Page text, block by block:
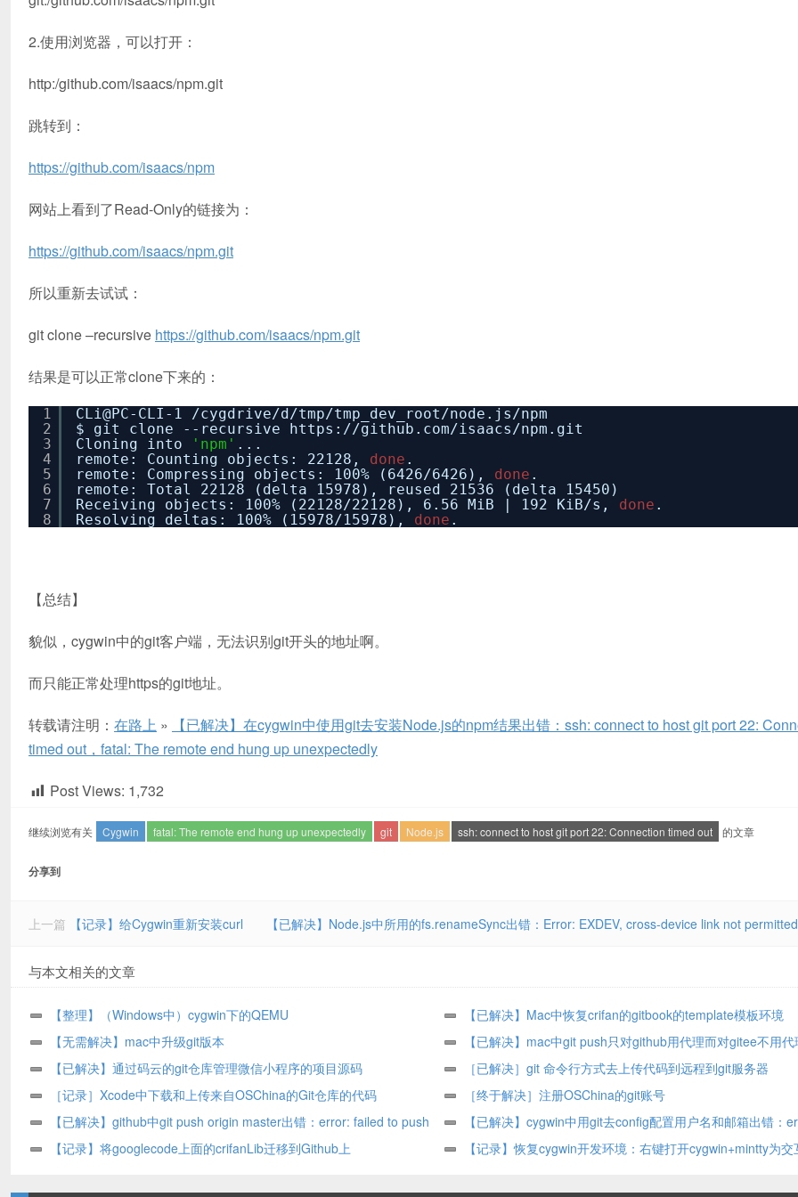
2.使用浏览器，可以打开：
http:/github.com/isaacs/npm.git
跳转到：
https://github.com/isaacs/npm
网站上看到了Read-Only的链接为：
https://github.com/isaacs/npm.git
所以重新去试试：
git clone –recursive https://github.com/isaacs/npm.git
结果是可以正常clone下来的：
1
2
3
4
5
6
7
8
CLi@PC-CLI-1 /cygdrive/d/tmp/tmp_dev_root/node .js/npm
$ git clone --recursive https: //github .com/isaacs/npm .git
Cloning into
'npm' ...
remote: Counting objects: 22128, done .
remote: Compressing objects: 100% (6426/6426 ), done .
remote: Total 22128 (delta 15978), reused 21536 (delta 15450)
Receiving objects: 100% (22128/22128 ), 6.56 MiB | 192 KiB/s , done .
Resolving deltas: 100% (15978/15978 ), done .
【总结】
貌似，cygwin中的git客户端，无法识别git开头的地址啊。
而只能正常处理https的git地址。
转载请注明： 在路上 »
【已解决】在cygwin中使用git去安装Node.js的npm结果出错：ssh: connect to host git port 22:
timed out，fatal: The remote end hung up unexpectedly
Post Views: 1,732
继续浏览有关 Cygwin fatal: The remote end hung up unexpectedly git Node.js ssh: connect to host git port 22: Connection timed out 的文章
分享到
上一篇 【记录】给Cygwin重新安装curl 【已解决】Node.js中所用的fs.renameSync出错：Error: EXDEV, cross-device link not permitted
与本文相关的文章
【整理】（Windows中）cygwin下的QEMU
【已解决】Mac中恢复crifan的gitbook的template模板环境
【无需解决】mac中升级git版本
【已解决】mac中git push只对github用代理而对gitee不用代
【已解决】通过码云的git仓库管理微信小程序的项目源码
［已解决］git 命令行方式去上传代码到远程到git服务器
［记录］Xcode中下载和上传来自OSChina的Git仓库的代码
［终于解决］注册OSChina的git账号
【已解决】github中git push origin master出错：error: failed to push
some refs to
【已解决】cygwin中用git去config配置用户名和邮箱出错：
cannot run vi: No such file or directory
【记录】将googlecode上面的crifanLib迁移到Github上
【记录】恢复cygwin开发环境：右键打开cygwin+mintty为交